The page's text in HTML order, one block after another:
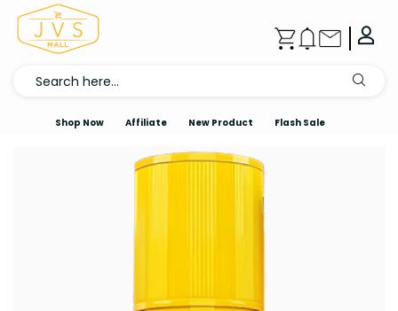
Shop Now Affiliate New Product Flash Sale